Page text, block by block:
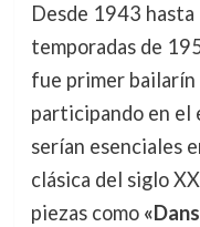
Desde 1943
temporadas de
fue primer bailarín
participando en el
serían esenciales
clásica del siglo
piezas como